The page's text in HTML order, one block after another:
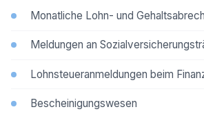
Monatliche Lohn- und
Meldungen an
Lohnsteueranmeldungen beim
Bescheinigungswesen